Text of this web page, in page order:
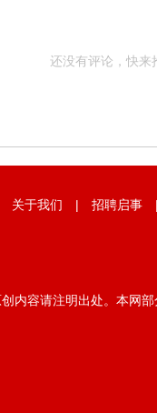
还没有评论，快来
关于我们 | 招聘启事
内容请注明出处。本网